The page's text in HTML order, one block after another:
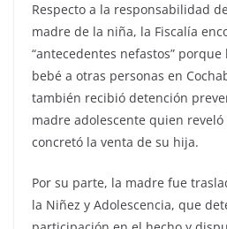
Respecto a la responsabilidad
madre de la niña, la Fiscalía
“antecedentes nefastos”
bebé a otras personas en
también recibió detención
madre adolescente quien
concretó la venta de su hija.
Por su parte, la madre fue
la Niñez y Adolescencia, que